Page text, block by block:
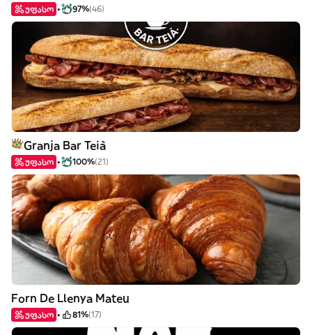
უფასო 97%(46)
Granja Bar Teià
უფასო 100%(21)
Forn De Llenya Mateu
უფასო 81%(17)